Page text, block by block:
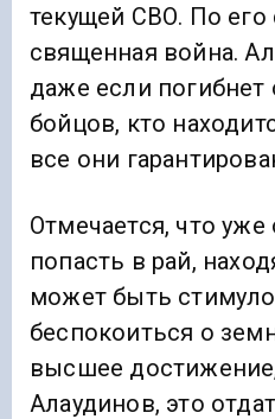
текущей СВО. По его
священная война.
даже если
бойцов, кто
все они
Отмечается, что
попасть в рай,
может быть
беспокоиться о
высшее
Алаудинов, это